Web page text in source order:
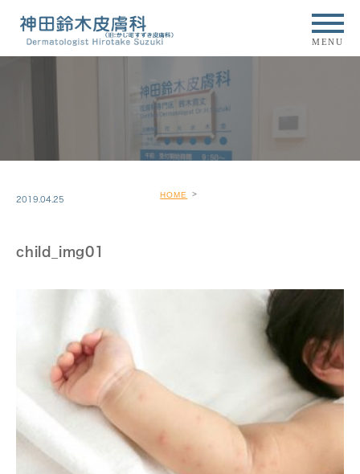
MENU
HOME
2019.04.25
child_img01